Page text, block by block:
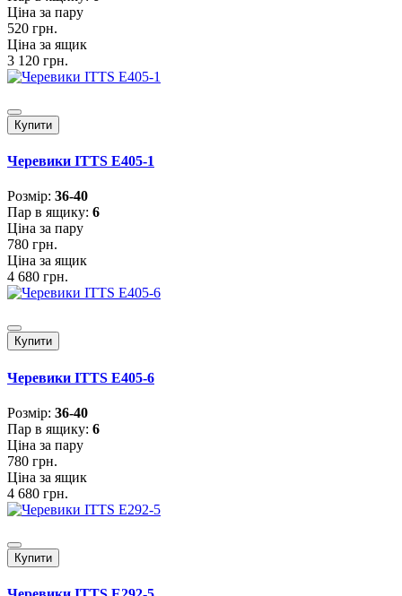
Ціна за пару
520 грн.
Ціна за ящик
3 120 грн.
Купити
Черевики ITTS E405-1
Розмiр: 36-40
Пар в ящику: 6
Ціна за пару
780 грн.
Ціна за ящик
4 680 грн.
Купити
Черевики ITTS E405-6
Розмiр: 36-40
Пар в ящику: 6
Ціна за пару
780 грн.
Ціна за ящик
4 680 грн.
Купити